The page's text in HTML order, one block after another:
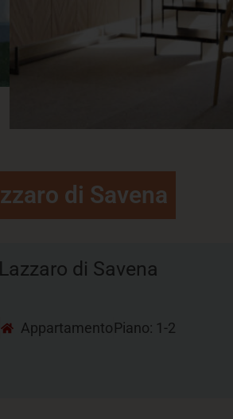
di Savena
di Savena
AppartamentoPiano: 1-2